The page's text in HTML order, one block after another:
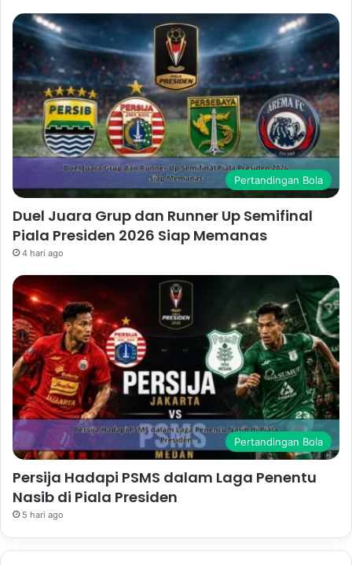
Pertandingan Bola
Duel Juara Grup dan Runner Up Semifinal
Piala Presiden 2026 Siap Memanas
4 hari ago
Pertandingan Bola
Persija Hadapi PSMS dalam Laga Penentu
Nasib di Piala Presiden
5 hari ago